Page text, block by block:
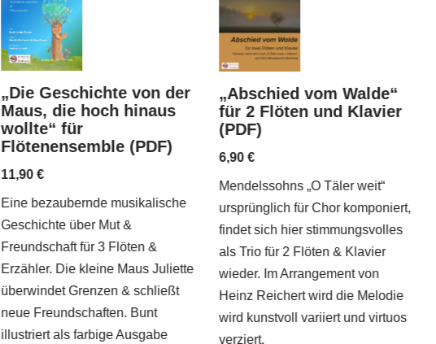
„Die Geschichte von der
Maus, die hoch hinaus
wollte“ für
Flötenensemble (PDF)
11,90€
Eine bezaubernde musikalische
Geschichte über Mut &
Freundschaft für 3 Flöten &
Erzähler. Die kleine Maus Juliette
überwindet Grenzen & schließt
neue Freundschaften. Bunt
illustriert als farbige Ausgabe
„Abschied vom Walde“
für 2 Flöten und Klavier
(PDF)
6,90 €
Mendelssohns „O Täler weit“
ursprünglich für Chor komponiert,
findet sich hier stimmungsvolles
als Trio für 2 Flöten & Klavier
wieder. Im Arrangement von
Heinz Reichert wird die Melodie
wird kunstvoll variiert und virtuos
verziert.